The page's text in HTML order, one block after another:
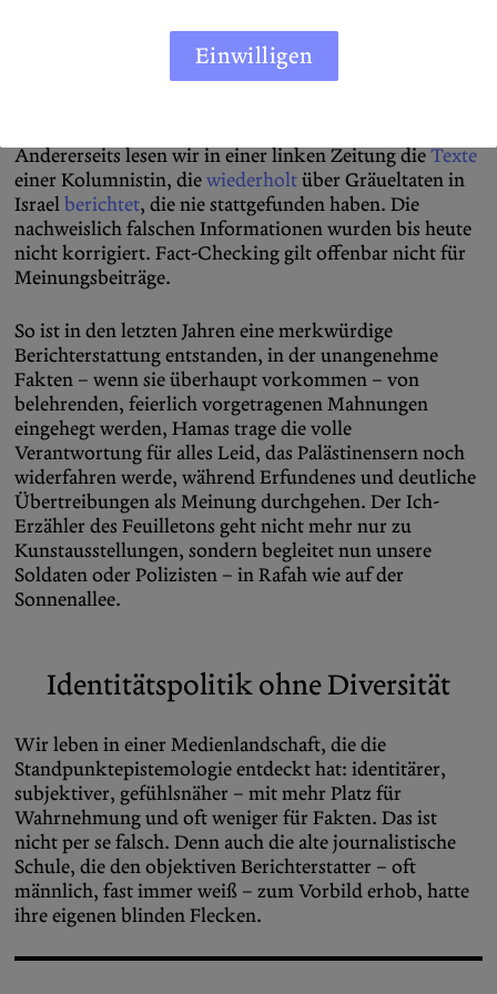
Einerseits haben wir im wohl angesehensten Magazin
des Landes erlebt, wie ein ganzes Investigativ-Team der
Andererseits lesen wir in einer linken Zeitung dieTexte
einer Kolumnistin, diewiederholtüber Gräueltaten in
Israelberichtet, die nie stattgefunden haben. Die
nachweislich falschen Informationen wurden bis heute
nicht korrigiert. Fact-Checking gilt offenbar nicht für
Meinungsbeiträge.
So ist in den letzten Jahren eine merkwürdige
Berichterstattung entstanden, in der unangenehme
Fakten – wenn sie überhaupt vorkommen – von
belehrenden, feierlich vorgetragenen Mahnungen
eingehegt werden, Hamas trage die volle
Verantwortung für alles Leid, das Palästinensern noch
widerfahren werde, während Erfundenes und deutliche
Übertreibungen als Meinung durchgehen. Der Ich-
Erzähler des Feuilletons geht nicht mehr nur zu
Kunstausstellungen, sondern begleitet nun unsere
Soldaten oder Polizisten – in Rafah wie auf der
Sonnenallee.
Identitätspolitik ohne Diversität
Wir leben in einer Medienlandschaft, die die
Standpunktepistemologie entdeckt hat: identitärer,
subjektiver, gefühlsnäher – mit mehr Platz für
Wahrnehmung und oft weniger für Fakten. Das ist
nicht per se falsch. Denn auch die alte journalistische
Schule, die den objektiven Berichterstatter – oft
männlich, fast immer weiß – zum Vorbild erhob, hatte
ihre eigenen blinden Flecken.
Einwilligen